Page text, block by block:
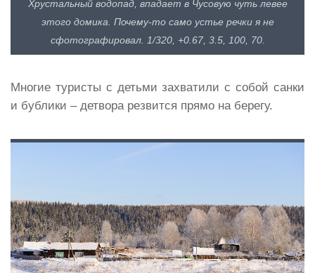
Хрустальный водопад, впадает в Чусовую чуть левее
этого домика. Почему-то само устье речки я не
сфотографировал. 1/320, +0.67, 3.5, 100, 70.
Многие туристы с детьми захватили с собой санки
и бублики – детвора резвится прямо на берегу.